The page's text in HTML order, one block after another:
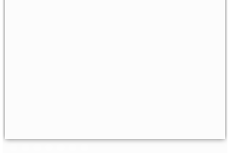
保險服務